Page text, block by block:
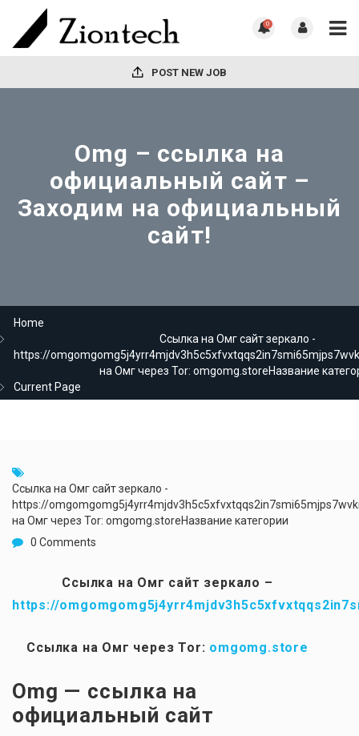
0
POST NEW JOB
Omg – ссылка на
официальный сайт –
Заходим на официальный
сайт!
Home
Ссылка на Омг сайт зеркало -
https://
на Омг через Tor: omgomg.storeНазвание
Current Page
Ссылка на Омг сайт зеркало -
https://
на Омг через Tor: omgomg.storeНазвание категории
0 Comments
Ссылка на Омг сайт зеркало –
https://
Ссылка на Омг через Tor: omgomg.store
Omg — ссылка на
официальный сайт